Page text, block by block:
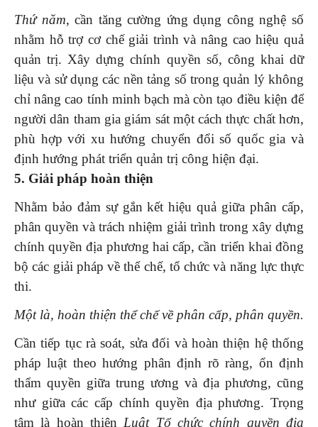
Thứ năm, cần tăng cường ứng dụng công nghệ số
nhằm hỗ trợ cơ chế giải trình và nâng cao hiệu quả
quản trị. Xây dựng chính quyền số, công khai dữ
liệu và sử dụng các nền tảng số trong quản lý không
chỉ nâng cao tính minh bạch mà còn tạo điều kiện để
người dân tham gia giám sát một cách thực chất hơn,
phù hợp với xu hướng chuyển đổi số quốc gia và
định hướng phát triển quản trị công hiện đại.
5. Giải pháp hoàn thiện
Nhằm bảo đảm sự gắn kết hiệu quả giữa phân cấp,
phân quyền và trách nhiệm giải trình trong xây dựng
chính quyền địa phương hai cấp, cần triển khai đồng
bộ các giải pháp về thể chế, tổ chức và năng lực thực
thi.
Một là, hoàn thiện thể chế về phân cấp, phân quyền.
Cần tiếp tục rà soát, sửa đổi và hoàn thiện hệ thống
pháp luật theo hướng phân định rõ ràng, ổn định
thẩm quyền giữa trung ương và địa phương, cũng
như giữa các cấp chính quyền địa phương. Trọng
tâm là hoàn thiện Luật Tổ chức chính quyền địa